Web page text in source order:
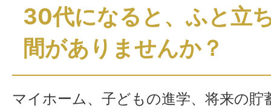
30代になると、ふと立
間がありませんか？
マイホーム、子どもの進学、将来の貯